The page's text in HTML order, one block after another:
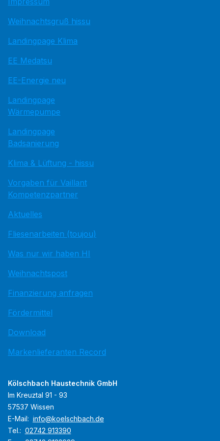
Weihnachtsgruß hissu
Landingpage Klima
EE Medatsu
EE-Energie neu
Landingpage
Wärmepumpe
Landingpage
Badsanierung
Klima & Lüftung - hissu
Vorgaben für Vaillant
Kompetenzpartner
Aktuelles
Fliesenarbeiten (toujou)
Was nur wir haben HI
Weihnachtspost
Finanzierung anfragen
Fördermittel
Download
Markenlieferanten Record
Kölschbach Haustechnik GmbH
Im Kreuztal 91 - 93
57537 Wissen
E-Mail: info@koelschbach.de
Tel.: 02742 913390